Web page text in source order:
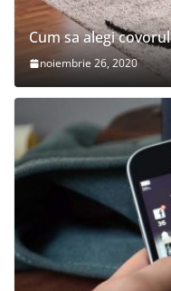
Cum sa alegi
noiembrie 26, 2020